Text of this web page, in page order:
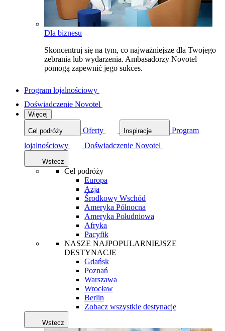
Dla biznesu
Skoncentruj się na tym, co najważniejsze dla Twojego
zebrania lub wydarzenia. Ambasadorzy Novotel
pomogą zapewnić jego sukces.
Program lojalnościowy
Doświadczenie Novotel
Więcej
Cel podróży Oferty Inspiracje
Program
lojalnościowy
Doświadczenie Novotel
Wstecz
Cel podróży
Europa
Azja
Środkowy Wschód
Ameryka Północna
Ameryka Południowa
Afryka
Pacyfik
NASZE NAJPOPULARNIEJSZE
DESTYNACJE
Gdańsk
Poznań
Warszawa
Wrocław
Berlin
Zobacz wszystkie destynacje
Wstecz